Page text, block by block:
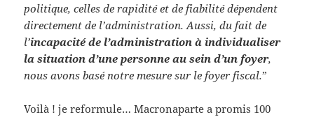
politique, celles de rapidité et de fiabilité dépendent
directement de l’administration. Aussi, du fait de
l’incapacité de l’administration à individualiser
la situation d’une personne au sein d’un foyer,
nous avons basé notre mesure sur le foyer fiscal.”
Voilà ! je reformule… Macronaparte a promis 100